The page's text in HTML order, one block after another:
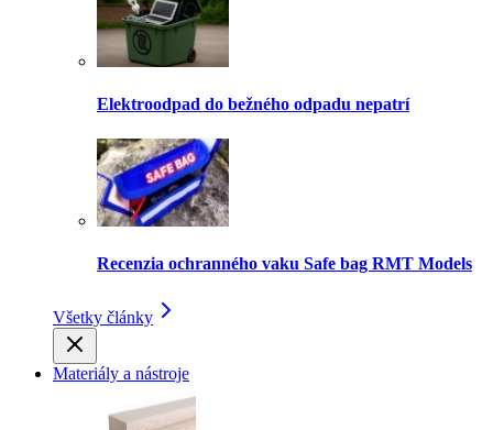
Elektroodpad do bežného odpadu nepatrí
Recenzia ochranného vaku Safe bag RMT Models
Všetky články
Materiály a nástroje